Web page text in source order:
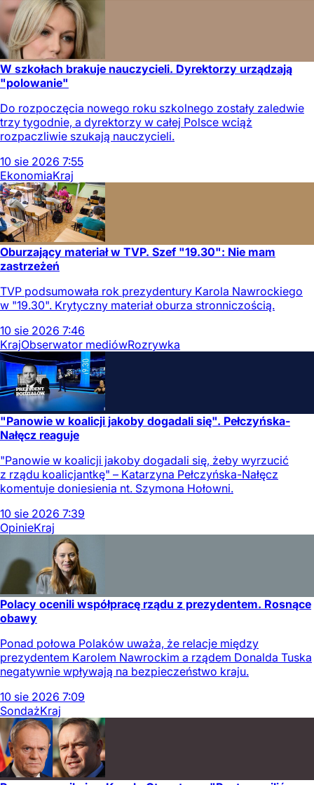
W szkołach brakuje nauczycieli. Dyrektorzy urządzają
"polowanie"
Do rozpoczęcia nowego roku szkolnego zostały zaledwie
trzy tygodnie, a dyrektorzy w całej Polsce wciąż
rozpaczliwie szukają nauczycieli.
10 sie 2026 7:55
EkonomiaKraj
Oburzający materiał w TVP. Szef "19.30": Nie mam
zastrzeżeń
TVP podsumowała rok prezydentury Karola Nawrockiego
w "19.30". Krytyczny materiał oburza stronniczością.
10 sie 2026 7:46
KrajObserwator mediówRozrywka
"Panowie w koalicji jakoby dogadali się". Pełczyńska-
Nałęcz reaguje
"Panowie w koalicji jakoby dogadali się, żeby wyrzucić
z rządu koalicjantkę" – Katarzyna Pełczyńska-Nałęcz
komentuje doniesienia nt. Szymona Hołowni.
10 sie 2026 7:39
OpinieKraj
Polacy ocenili współpracę rządu z prezydentem. Rosnące
obawy
Ponad połowa Polaków uważa, że relacje między
prezydentem Karolem Nawrockim a rządem Donalda Tuska
negatywnie wpływają na bezpieczeństwo kraju.
10 sie 2026 7:09
SondażKraj